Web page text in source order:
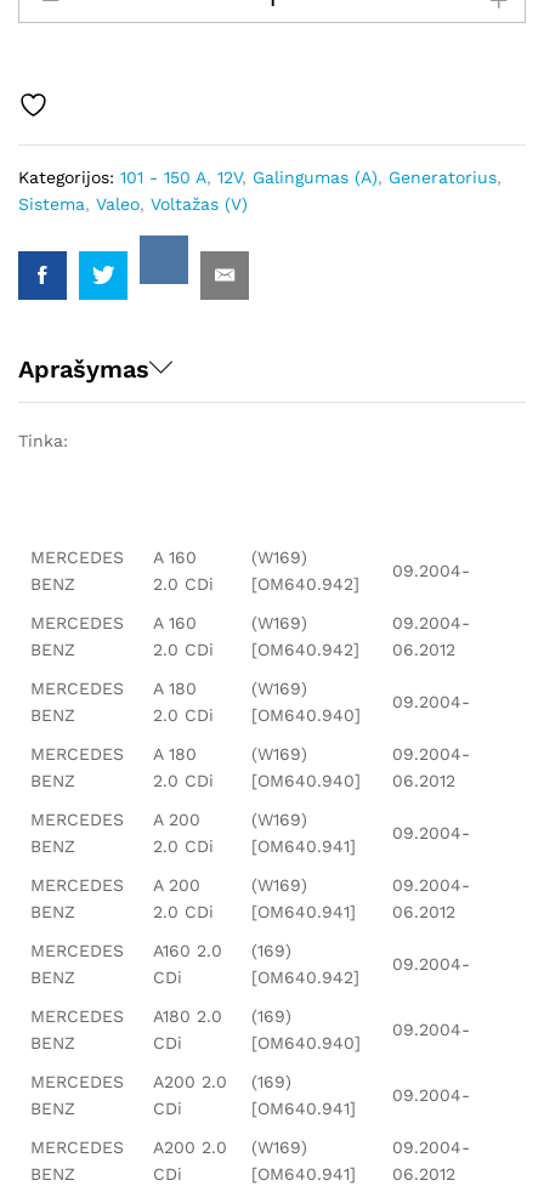
Autostarteris
Kategorijos: 101 - 150 A, 12V, Galingumas (A), Generatorius,
Sistema, Valeo, Voltažas (V)
Aprašymas
Tinka:
MERCEDES
BENZ
A 160
2.0 CDi
(W169)
[OM640.942]
09.2004-
MERCEDES
BENZ
A 160
2.0 CDi
(W169)
[OM640.942]
09.2004-
06.2012
MERCEDES
BENZ
A 180
2.0 CDi
(W169)
[OM640.940]
09.2004-
MERCEDES
BENZ
A 180
2.0 CDi
(W169)
[OM640.940]
09.2004-
06.2012
MERCEDES
BENZ
A 200
2.0 CDi
(W169)
[OM640.941]
09.2004-
MERCEDES
BENZ
A 200
2.0 CDi
(W169)
[OM640.941]
09.2004-
06.2012
MERCEDES
BENZ
A160 2.0
CDi
(169)
[OM640.942]
09.2004-
MERCEDES
BENZ
A180 2.0
CDi
(169)
[OM640.940]
09.2004-
MERCEDES
BENZ
A200 2.0
CDi
(169)
[OM640.941]
09.2004-
MERCEDES
BENZ
A200 2.0
CDi
(W169)
[OM640.941]
09.2004-
06.2012